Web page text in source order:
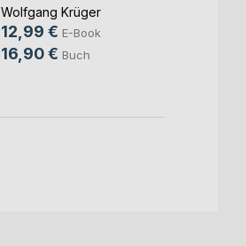
Wolfgang Krüger
12,99 € E-Book
16,90 € Buch